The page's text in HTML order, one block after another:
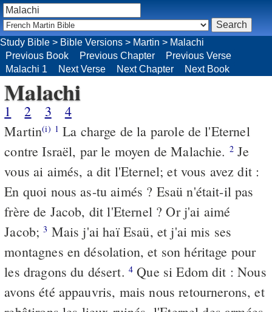
Study Bible > Bible Versions > Martin > Malachi
Previous Book
Previous Chapter
Previous Verse
Malachi 1
Next Verse Next Chapter Next Book
Malachi
1 2 3
4
Martin(i) 1 La charge de la parole de l'Eternel
contre Israël, par le moyen de Malachie. 2Je
vous ai aimés, a dit l'Eternel; et vous avez dit :
En quoi nous as-tu aimés ? Esaü n'était-il pas
frère de Jacob, dit l'Eternel ? Or j'ai aimé
Jacob;3 Mais j'ai haï Esaü, et j'ai mis ses
montagnes en désolation, et son héritage pour
les dragons du désert. 4 Que si Edom dit : Nous
avons été appauvris, mais nous retournerons, et